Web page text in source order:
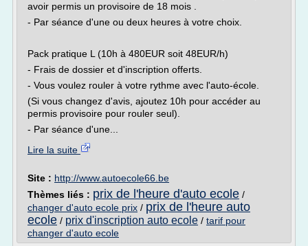
avoir permis un provisoire de 18 mois .
- Par séance d'une ou deux heures à votre choix.
Pack pratique L (10h à 480EUR soit 48EUR/h)
- Frais de dossier et d'inscription offerts.
- Vous voulez rouler à votre rythme avec l'auto-école.
(Si vous changez d'avis, ajoutez 10h pour accéder au
permis provisoire pour rouler seul).
- Par séance d'une...
Lire la suite
Site : http://www.autoecole66.be
Thèmes liés : prix de l'heure d'auto ecole /
changer d'auto ecole prix / prix de l'heure auto
ecole / prix d'inscription auto ecole / tarif pour
changer d'auto ecole